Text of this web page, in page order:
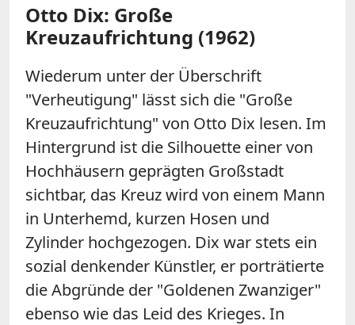
Otto Dix: Große
Kreuzaufrichtung (1962)
Wiederum unter der Überschrift
"Verheutigung" lässt sich die "Große
Kreuzaufrichtung" von Otto Dix lesen. Im
Hintergrund ist die Silhouette einer von
Hochhäusern geprägten Großstadt
sichtbar, das Kreuz wird von einem Mann
in Unterhemd, kurzen Hosen und
Zylinder hochgezogen. Dix war stets ein
sozial denkender Künstler, er porträtierte
die Abgründe der "Goldenen Zwanziger"
ebenso wie das Leid des Krieges. In